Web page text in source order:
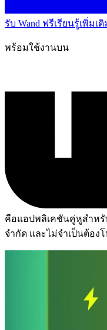
รับ Wand ฟรีเรียนรู้เพิ่มเติ
พร้อมใช้งานบน
คือแอปพลิเคชันคู่หูสำหรั
จำกัด และไม่จำเป็นต้อง